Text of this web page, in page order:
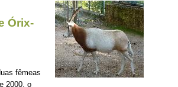
Órix-
fêmeas
2000, o